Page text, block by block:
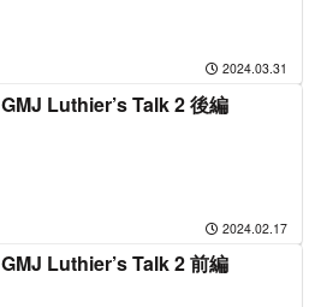
2024.03.31
GMJ Luthier’s Talk 2 後編
2024.02.17
GMJ Luthier’s Talk 2 前編